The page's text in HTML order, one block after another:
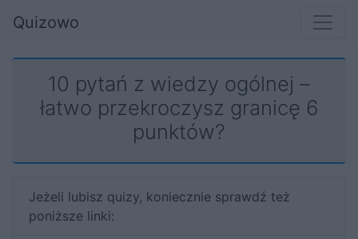
Quizowo
10 pytań z wiedzy ogólnej –
łatwo przekroczysz granicę 6
punktów?
Jeżeli lubisz quizy, koniecznie sprawdź też
poniższe linki: